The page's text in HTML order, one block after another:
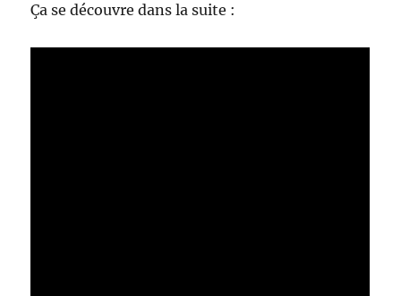
Ça se découvre dans la suite :